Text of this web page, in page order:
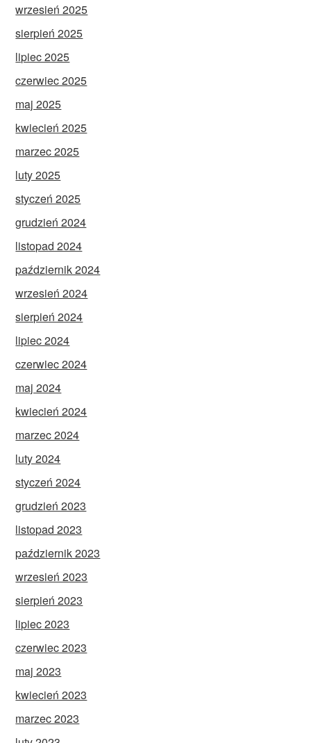
wrzesień 2025
sierpień 2025
lipiec 2025
czerwiec 2025
maj 2025
kwiecień 2025
marzec 2025
luty 2025
styczeń 2025
grudzień 2024
listopad 2024
październik 2024
wrzesień 2024
sierpień 2024
lipiec 2024
czerwiec 2024
maj 2024
kwiecień 2024
marzec 2024
luty 2024
styczeń 2024
grudzień 2023
listopad 2023
październik 2023
wrzesień 2023
sierpień 2023
lipiec 2023
czerwiec 2023
maj 2023
kwiecień 2023
marzec 2023